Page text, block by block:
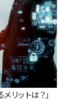
リットは？」